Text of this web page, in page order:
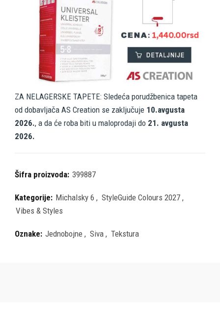
ZA NELAGERSKE TAPETE: Sledeća porudžbenica tapeta
od dobavljača AS Creation se zaključuje 10.avgusta
2026., a da će roba biti u maloprodaji do 21. avgusta
2026.
Šifra proizvoda: 399887
Kategorije: Michalsky 6 , StyleGuide Colours 2027 ,
Vibes & Styles
Oznake: Jednobojne , Siva , Tekstura